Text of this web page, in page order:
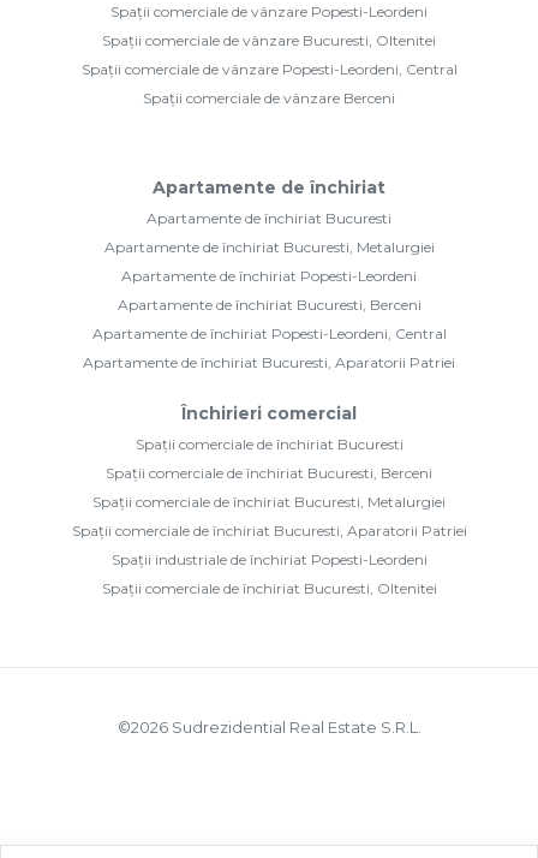
Spații comerciale de vânzare Popesti-Leordeni
Spații comerciale de vânzare Bucuresti, Oltenitei
Spații comerciale de vânzare Popesti-Leordeni, Central
Spații comerciale de vânzare Berceni
Apartamente de închiriat
Apartamente de închiriat Bucuresti
Apartamente de închiriat Bucuresti, Metalurgiei
Apartamente de închiriat Popesti-Leordeni
Apartamente de închiriat Bucuresti, Berceni
Apartamente de închiriat Popesti-Leordeni, Central
Apartamente de închiriat Bucuresti, Aparatorii Patriei
Închirieri comercial
Spații comerciale de închiriat Bucuresti
Spații comerciale de închiriat Bucuresti, Berceni
Spații comerciale de închiriat Bucuresti, Metalurgiei
Spații comerciale de închiriat Bucuresti, Aparatorii Patriei
Spații industriale de închiriat Popesti-Leordeni
Spații comerciale de închiriat Bucuresti, Oltenitei
©2026Sudrezidential Real Estate S.R.L.